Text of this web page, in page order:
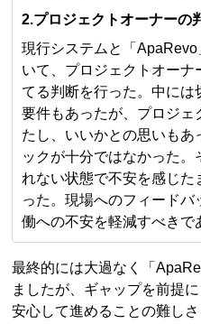
2.プロジェクトオーナーの
現行システムと「
いて、プロジェクトオー
てる判断を行った。中には
要件もあったが、プロジェ
たし、いいかとの思いも
ックが十分ではなかった。
れない状態で不安を感じた
った。現場へのフィード
働への不安を軽減すべきで
最終的には大過なく「
ましたが、ギャップを前提
安心して進めることの難し